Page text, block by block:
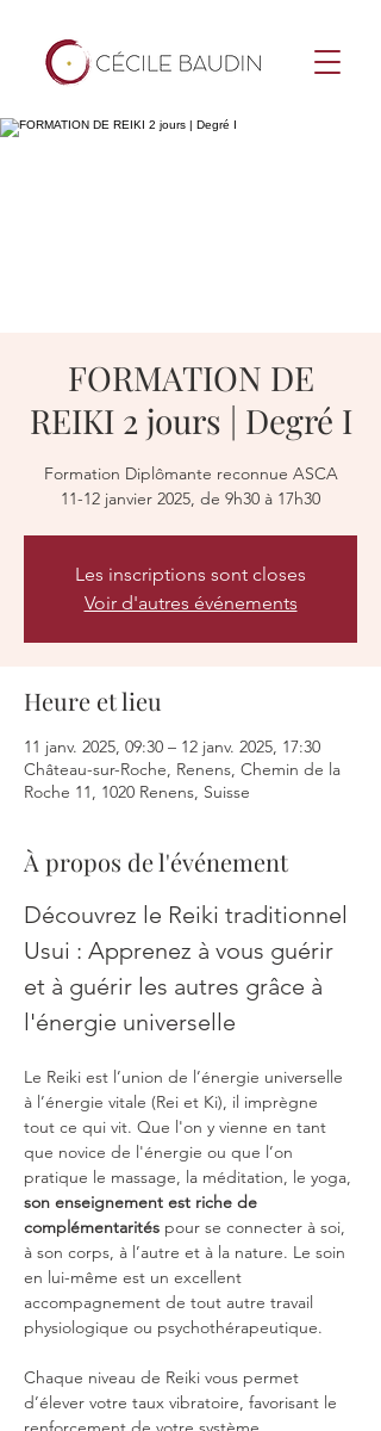
FORMATION DE
REIKI 2 jours | Degré I
Formation Diplômante reconnue ASCA
11-12 janvier 2025, de 9h30 à 17h30
Les inscriptions sont closes
Voir d'autres événements
Heure et lieu
11 janv. 2025, 09:30 – 12 janv. 2025, 17:30
Château-sur-Roche, Renens, Chemin de la
Roche 11, 1020 Renens, Suisse
À propos de l'événement
Découvrez le Reiki traditionnel
Usui : Apprenez à vous guérir
et à guérir les autres grâce à
l'énergie universelle
Le Reiki est l’union de l’énergie universelle
à l’énergie vitale (Rei et Ki), il imprègne
tout ce qui vit. Que l'on y vienne en tant
que novice de l'énergie ou que l’on
pratique le massage, la méditation, le yoga,
son enseignement est riche de
complémentarités pour se connecter à soi,
à son corps, à l’autre et à la nature. Le soin
en lui-même est un excellent
accompagnement de tout autre travail
physiologique ou psychothérapeutique.
Chaque niveau de Reiki vous permet
d’élever votre taux vibratoire, favorisant le